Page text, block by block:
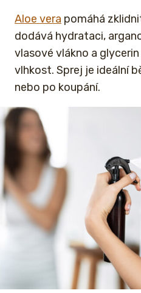
Aloe vera pomáhá
dodává hydrataci,
vlasové vlákno a
vlhkost. Sprej je ideální
nebo po koupání.